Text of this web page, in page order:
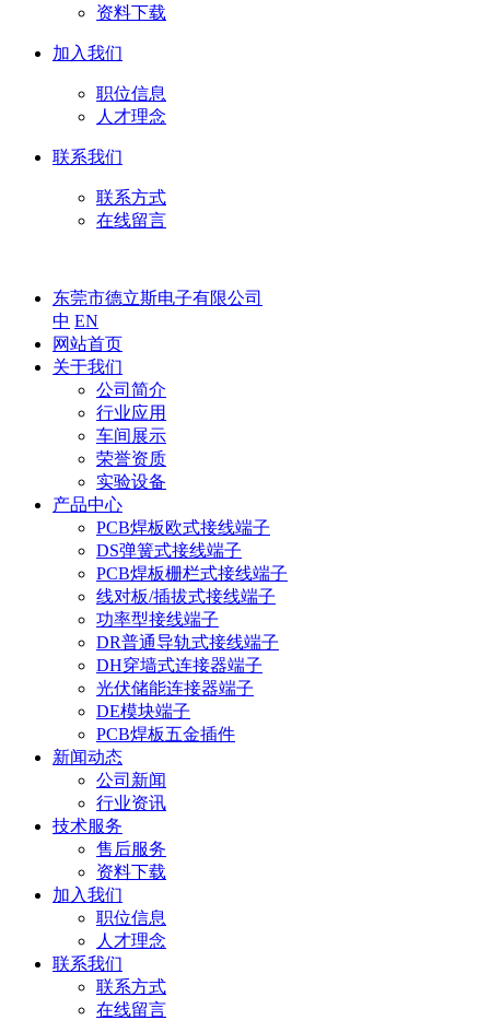
资料下载
加入我们
职位信息
人才理念
联系我们
联系方式
在线留言
东莞市德立斯电子有限公司
中 EN
网站首页
关于我们
公司简介
行业应用
车间展示
荣誉资质
实验设备
产品中心
PCB焊板欧式接线端子
DS弹簧式接线端子
PCB焊板栅栏式接线端子
线对板/插拔式接线端子
功率型接线端子
DR普通导轨式接线端子
DH穿墙式连接器端子
光伏储能连接器端子
DE模块端子
PCB焊板五金插件
新闻动态
公司新闻
行业资讯
技术服务
售后服务
资料下载
加入我们
职位信息
人才理念
联系我们
联系方式
在线留言